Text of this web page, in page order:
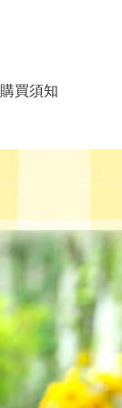
購買須知